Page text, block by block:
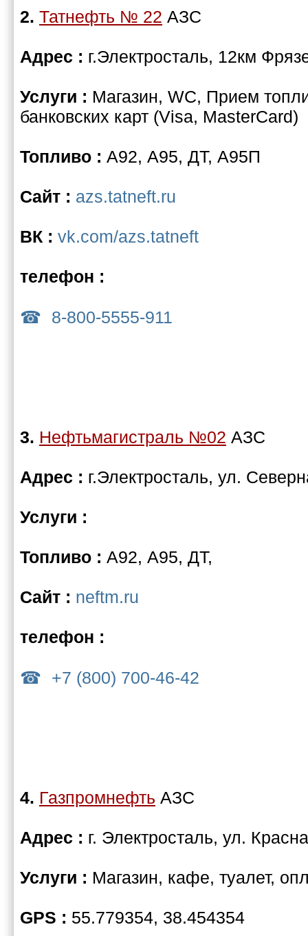
2. Татнефть № 22 АЗС
Адрес : г.Электросталь, 12км
Услуги : Магазин, WC, Прием
банковских карт (Visa, MasterCard)
Топливо : А92, А95, ДТ, А95П
Сайт : azs.tatneft.ru
ВК : vk.com/azs.tatneft
телефон :
8-800-5555-911
3. Нефтьмагистраль №02 АЗС
Адрес : г.Электросталь, ул.
Услуги :
Топливо : А92, А95, ДТ,
Сайт : neftm.ru
телефон :
+7 (800) 700-46-42
4. Газпромнефть АЗС
Адрес : г. Электросталь, ул.
Услуги : Магазин, кафе, туалет,
GPS : 55.779354, 38.454354